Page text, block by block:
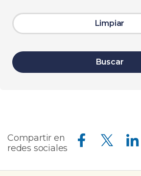
Limpiar
Buscar
Compartir en
redes sociales
Compartir en Facebook Compartir en Twitter Compartir en Linkedin